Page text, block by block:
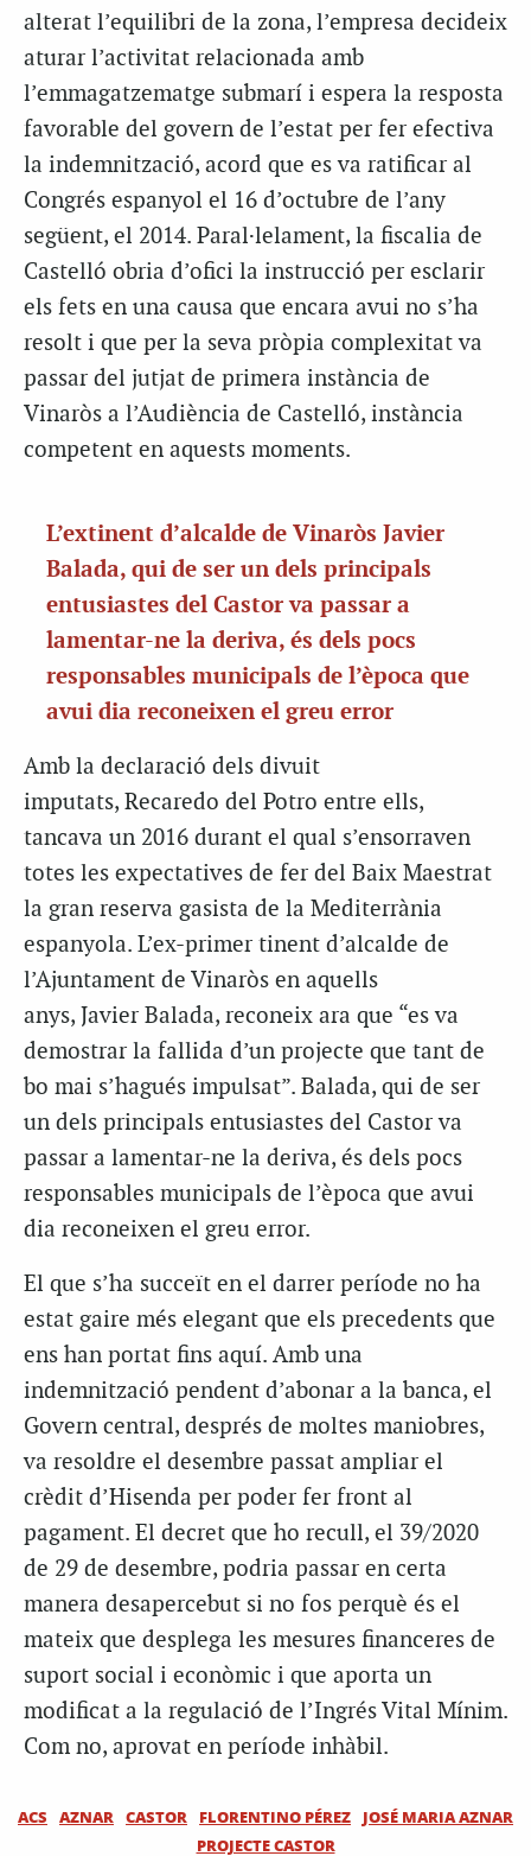
alterat l’equilibri de la zona, l’empresa decideix
aturar l’activitat relacionada amb
l’emmagatzematge submarí i espera la resposta
favorable del govern de l’estat per fer efectiva
la indemnització, acord que es va ratificar al
Congrés espanyol el 16 d’octubre de l’any
següent, el 2014. Paral·lelament, la fiscalia de
Castelló obria d’ofici la instrucció per esclarir
els fets en una causa que encara avui no s’ha
resolt i que per la seva pròpia complexitat va
passar del jutjat de primera instància de
Vinaròs a l’Audiència de Castelló, instància
competent en aquests moments.
L’extinent d’alcalde de Vinaròs Javier
Balada, qui de ser un dels principals
entusiastes del Castor va passar a
lamentar-ne la deriva, és dels pocs
responsables municipals de l’època que
avui dia reconeixen el greu error
Amb la declaració dels divuit
imputats, Recaredo del Potro entre ells,
tancava un 2016 durant el qual s’ensorraven
totes les expectatives de fer del Baix Maestrat
la gran reserva gasista de la Mediterrània
espanyola. L’ex-primer tinent d’alcalde de
l’Ajuntament de Vinaròs en aquells
anys, Javier Balada, reconeix ara que “es va
demostrar la fallida d’un projecte que tant de
bo mai s’hagués impulsat”. Balada, qui de ser
un dels principals entusiastes del Castor va
passar a lamentar-ne la deriva, és dels pocs
responsables municipals de l’època que avui
dia reconeixen el greu error.
El que s’ha succeït en el darrer període no ha
estat gaire més elegant que els precedents que
ens han portat fins aquí. Amb una
indemnització pendent d’abonar a la banca, el
Govern central, després de moltes maniobres,
va resoldre el desembre passat ampliar el
crèdit d’Hisenda per poder fer front al
pagament. El decret que ho recull, el 39/2020
de 29 de desembre, podria passar en certa
manera desapercebut si no fos perquè és el
mateix que desplega les mesures financeres de
suport social i econòmic i que aporta un
modificat a la regulació de l’Ingrés Vital Mínim.
Com no, aprovat en període inhàbil.
ACS AZNAR CASTOR FLORENTINO PÉREZ
JOSÉ MARIA AZNAR
PROJECTE CASTOR